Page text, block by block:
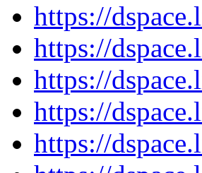
https://
https://
https://
https://
https://